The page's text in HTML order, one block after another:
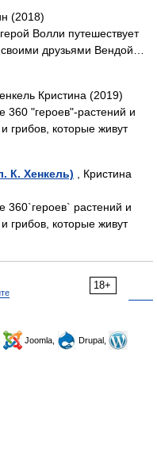
(2018)
Волли путешествует
друзьями Вендой…
Кристина (2019)
360 "героев"-растений и
грибов, которые живут
К. Хенкель) , Кристина
360`героев` растений и
грибов, которые живут
18+
Joomla,
Drupal,